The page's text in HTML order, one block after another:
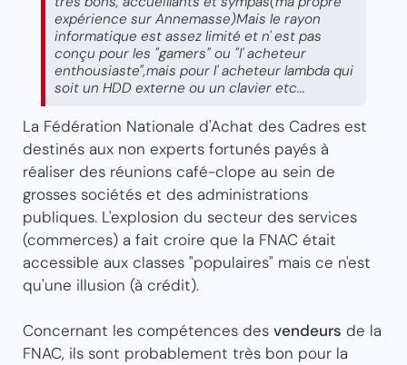
expérience sur Annemasse)Mais le rayon
informatique est assez limité et n' est pas
conçu pour les "gamers" ou "l' acheteur
enthousiaste",mais pour l' acheteur lambda qui
soit un HDD externe ou un clavier etc...
La Fédération Nationale d'Achat des Cadres est
destinés aux non experts fortunés payés à
réaliser des réunions café-clope au sein de
grosses sociétés et des administrations
publiques. L'explosion du secteur des services
(commerces) a fait croire que la FNAC était
accessible aux classes "populaires" mais ce n'est
qu'une illusion (à crédit).
Concernant les compétences des vendeurs de la
FNAC, ils sont probablement très bon pour la